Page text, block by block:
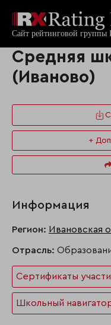
Средняя
(Иваново)
+
Информация
Регион: Ивановская
Отрасль:
Сертификаты
Школьный